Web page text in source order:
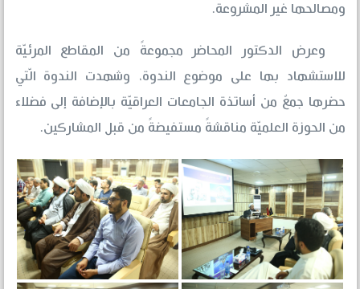
ومصالحها غير المشروعة.
وعرض الدكتور المحاضر مجموعةً من المقاطع المرئيّة
للاستشهاد بها على موضوع الندوة، وشهدت الندوة الّتي
حضرها جمعٌ من أساتذة الجامعات العراقيّة بالإضافة إلى فضلاء
من الحوزة العلميّة مناقشةً مستفيضةً من قبل المشاركين.